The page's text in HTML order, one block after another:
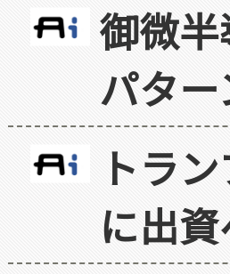
御微
パタ
トラ
に出